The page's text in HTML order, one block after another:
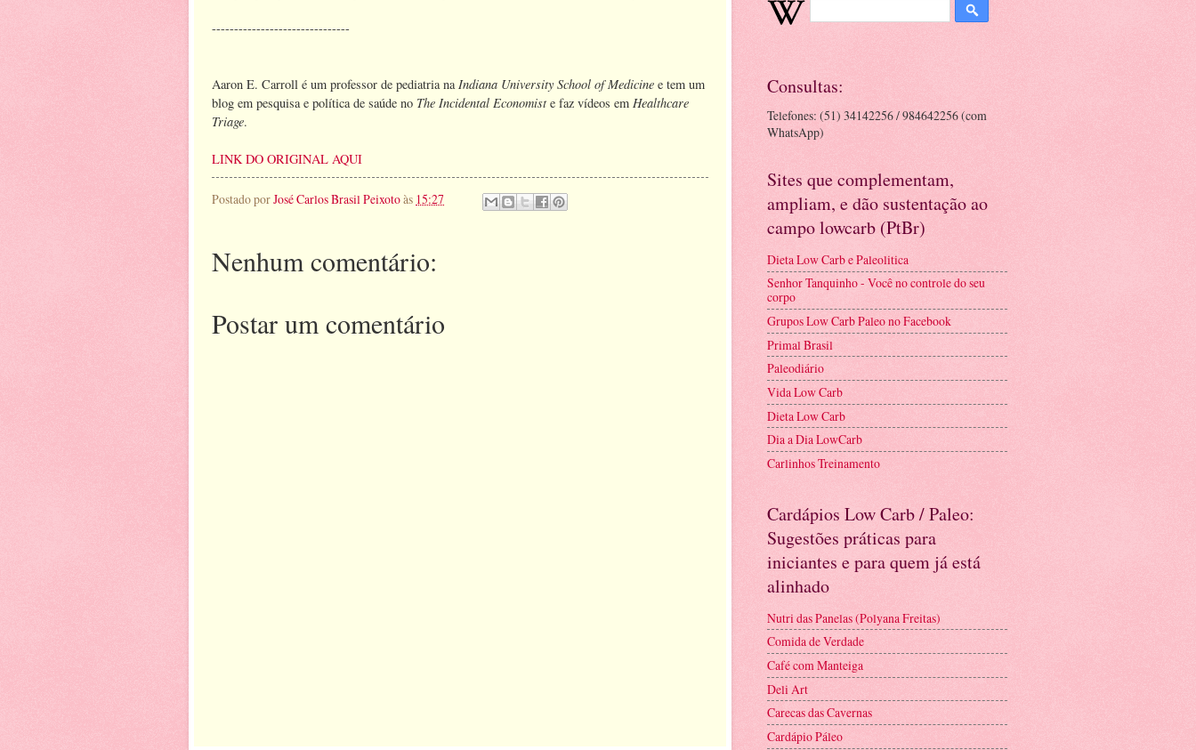
-------------------------------
Aaron E. Carroll é um professor de pediatria na Indiana University School of Medicine e tem um
blog em pesquisa e política de saúde no The Incidental Economist e faz vídeos em Healthcare
Triage.
LINK DO ORIGINAL AQUI
Postado porJosé Carlos Brasil Peixotoàs 15:27
Nenhum comentário:
Postar um comentário
Consultas:
Telefones: (51) 34142256 / 984642256 (com
WhatsApp)
Sites que complementam,
ampliam, e dão sustentação ao
campo lowcarb (PtBr)
Dieta Low Carb e Paleolitica
Senhor Tanquinho - Você no controle do seu
corpo
Grupos Low Carb Paleo no Facebook
Primal Brasil
Paleodiário
Vida Low Carb
Dieta Low Carb
Dia a Dia LowCarb
Carlinhos Treinamento
Cardápios Low Carb / Paleo:
Sugestões práticas para
iniciantes e para quem já está
alinhado
Nutri das Panelas (Polyana Freitas)
Comida de Verdade
Café com Manteiga
Deli Art
Carecas das Cavernas
Cardápio Páleo